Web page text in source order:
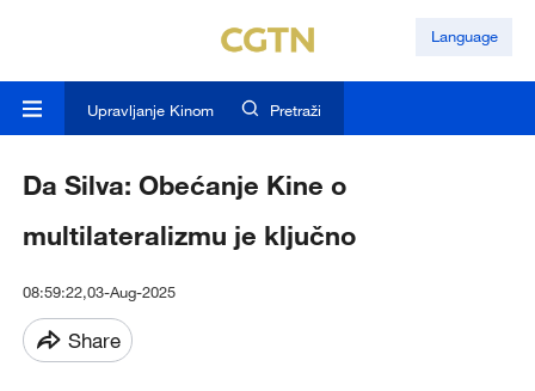
Language
Upravljanje Kinom Pretraži
Da Silva: Obećanje Kine o
multilateralizmu je ključno
08:59:22,03-Aug-2025
Share